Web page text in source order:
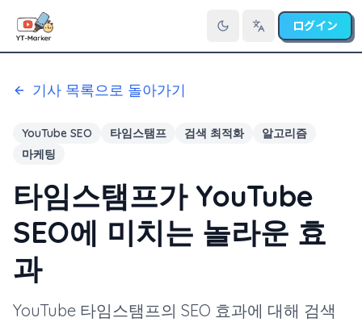
言語を切り替え
ログイン
기사 목록으로 돌아가기
YouTube SEO 타임스탬프 검색 최적화
알고리즘
마케팅
타임스탬프가 YouTube
SEO에 미치는 놀라운 효
과
YouTube 타임스탬프의 SEO 효과에 대해 검색